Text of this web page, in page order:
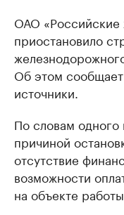
ОАО
приостановило
Об этом
источники.
По словам одного
причиной
отсутствие
возможности
на объекте работы.